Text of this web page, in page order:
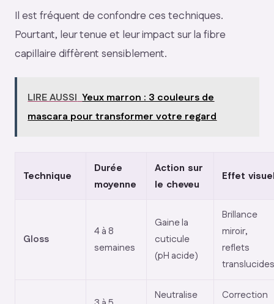
Il est fréquent de confondre ces techniques.
Pourtant, leur tenue et leur impact sur la fibre
capillaire diffèrent sensiblement.
LIRE AUSSI Yeux marron : 3 couleurs de
mascara pour transformer votre regard
Technique
Durée
moyenne
Action sur
le cheveu
Effet
Gloss
4 à 8
semaines
Gaine la
cuticule
(pH acide)
Brillance
miroir,
reflets
translucides
Neutralise
Correction